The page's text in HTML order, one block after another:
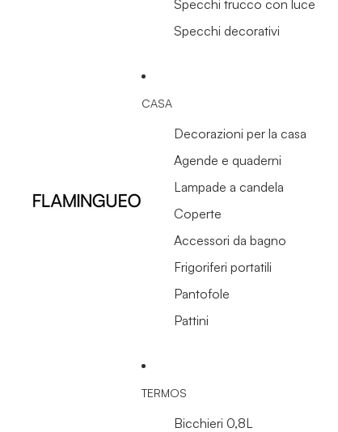
Specchi trucco con luce
Specchi decorativi
CASA
Decorazioni per la casa
Agende e quaderni
Lampade a candela
Coperte
Accessori da bagno
Frigoriferi portatili
Pantofole
Pattini
TERMOS
Bicchieri 0,8L